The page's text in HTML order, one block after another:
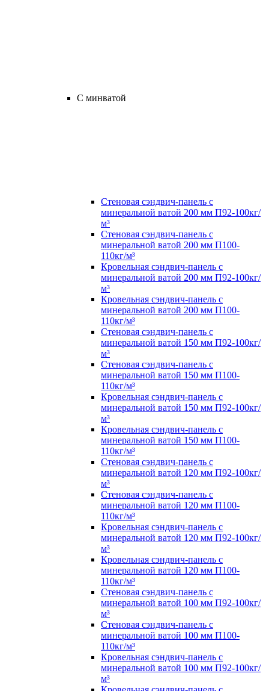
С минватой
Стеновая сэндвич-панель с
минеральной ватой 200 мм П92-100кг/
м³
Стеновая сэндвич-панель с
минеральной ватой 200 мм П100-
110кг/м³
Кровельная сэндвич-панель с
минеральной ватой 200 мм П92-100кг/
м³
Кровельная сэндвич-панель с
минеральной ватой 200 мм П100-
110кг/м³
Стеновая сэндвич-панель с
минеральной ватой 150 мм П92-100кг/
м³
Стеновая сэндвич-панель с
минеральной ватой 150 мм П100-
110кг/м³
Кровельная сэндвич-панель с
минеральной ватой 150 мм П92-100кг/
м³
Кровельная сэндвич-панель с
минеральной ватой 150 мм П100-
110кг/м³
Стеновая сэндвич-панель с
минеральной ватой 120 мм П92-100кг/
м³
Стеновая сэндвич-панель с
минеральной ватой 120 мм П100-
110кг/м³
Кровельная сэндвич-панель с
минеральной ватой 120 мм П92-100кг/
м³
Кровельная сэндвич-панель с
минеральной ватой 120 мм П100-
110кг/м³
Стеновая сэндвич-панель с
минеральной ватой 100 мм П92-100кг/
м³
Стеновая сэндвич-панель с
минеральной ватой 100 мм П100-
110кг/м³
Кровельная сэндвич-панель с
минеральной ватой 100 мм П92-100кг/
м³